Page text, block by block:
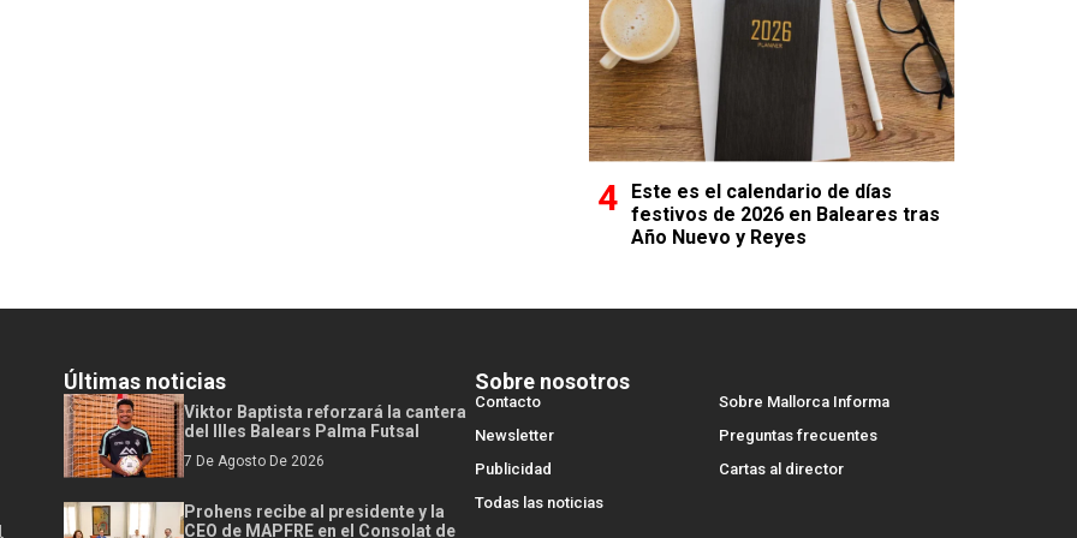
Este es el calendario de días
festivos de 2026 en Baleares tras
Año Nuevo y Reyes
Últimas noticias
Viktor Baptista reforzará la cantera
del Illes Balears Palma Futsal
7 De Agosto De 2026
Prohens recibe al presidente y la
CEO de MAPFRE en el Consolat de
Sobre nosotros
Contacto
Sobre Mallorca Informa
Newsletter
Preguntas frecuentes
Publicidad
Cartas al director
Todas las noticias